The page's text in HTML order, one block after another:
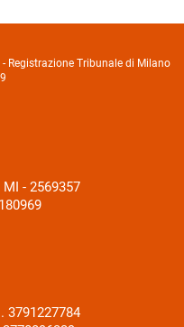
Registrazione Tribunale di Milano
- 2569357
3791227784